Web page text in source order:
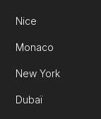
Nice
Monaco
New York
Dubaï